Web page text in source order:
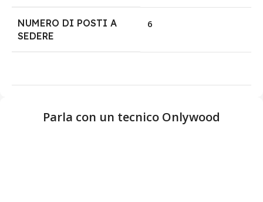
NUMERO DI POSTI A
SEDERE
6
Parla con un tecnico Onlywood